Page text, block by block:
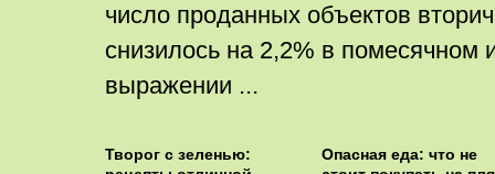
число проданных объектов
снизилось на 2,2% в помесячном
выражении ...
Творог с зеленью:
Опасная еда: что не